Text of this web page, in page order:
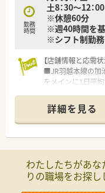
いに理解し合いな
■相互扶助の精神
周囲のスタッフ
です。
から始めた方やブ
勤務
時間
土8：30～12：00
※休憩60分
※週40時間を
※シフト制勤務
【店舗情報と応需
■JR羽越本線の加
をメインに1日平
型の花野内科医院
■近隣の医療機関
に寄り添った丁寧
います。
■子育てをしなが
剤師や、産休後に
詳細を見る
わたしたちがあ
りの職場をお探し